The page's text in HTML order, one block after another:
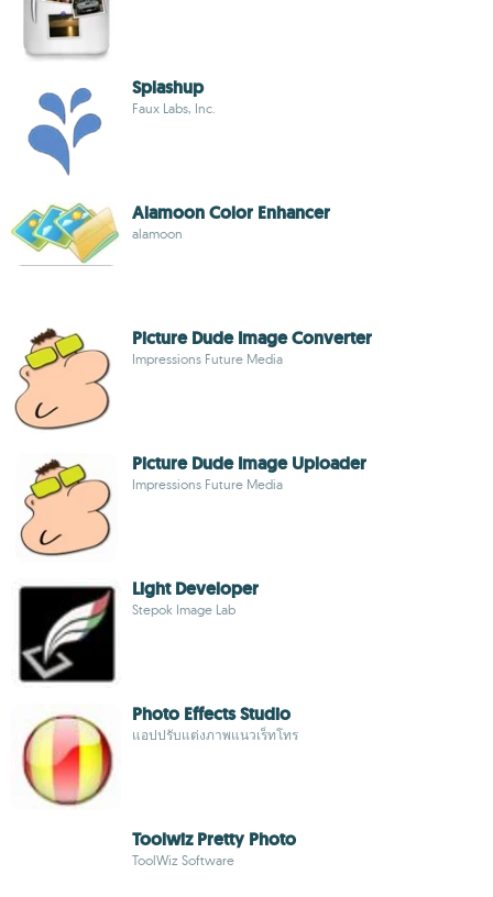
Splashup
Faux Labs, Inc.
Alamoon Color Enhancer
alamoon
Picture Dude Image Converter
Impressions Future Media
Picture Dude Image Uploader
Impressions Future Media
Light Developer
Stepok Image Lab
Photo Effects Studio
แอปปรับแต่งภาพแนวเร็ทโทร
Toolwiz Pretty Photo
ToolWiz Software